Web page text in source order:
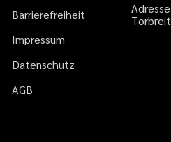
Barrierefreiheit
Impressum
Datenschutz
AGB
Adresse
Torbreit